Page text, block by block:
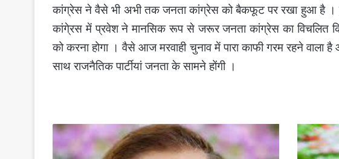
कांग्रेस ने वैसे भी अभी तक जनता कांग्रेस को बैकफूट पर रखा हुआ है ।
कांगे्रस में प्रवेश ने मानसिक रूप से जरूर जनता कांग्रेस का विचलित
को करना होगा । वैसे आज मरवाही चुनाव में पारा काफी गरम रहने
साथ राजनैतिक पार्टीयां जनता के सामने होंगी ।
मरवाही
-
BREKING
_
अमित